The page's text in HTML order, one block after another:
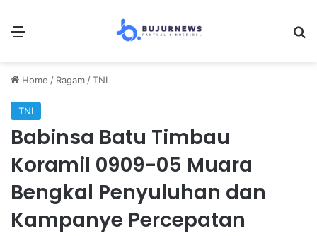
Home / Ragam /TNI
TNI
Babinsa Batu Timbau
Koramil 0909-05 Muara
Bengkal Penyuluhan dan
Kampanye Percepatan